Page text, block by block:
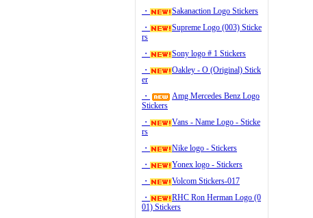
・
Sakanaction Logo Stickers
・
Supreme Logo (003) Sticke
rs
・
Sony logo # 1 Stickers
・
Oakley - O (Original) Stick
er
・
Amg Mercedes Benz Logo
Stickers
・
Vans - Name Logo - Sticke
rs
・
Nike logo - Stickers
・
Yonex logo - Stickers
・
Volcom Stickers-017
・
RHC Ron Herman Logo (0
01) Stickers